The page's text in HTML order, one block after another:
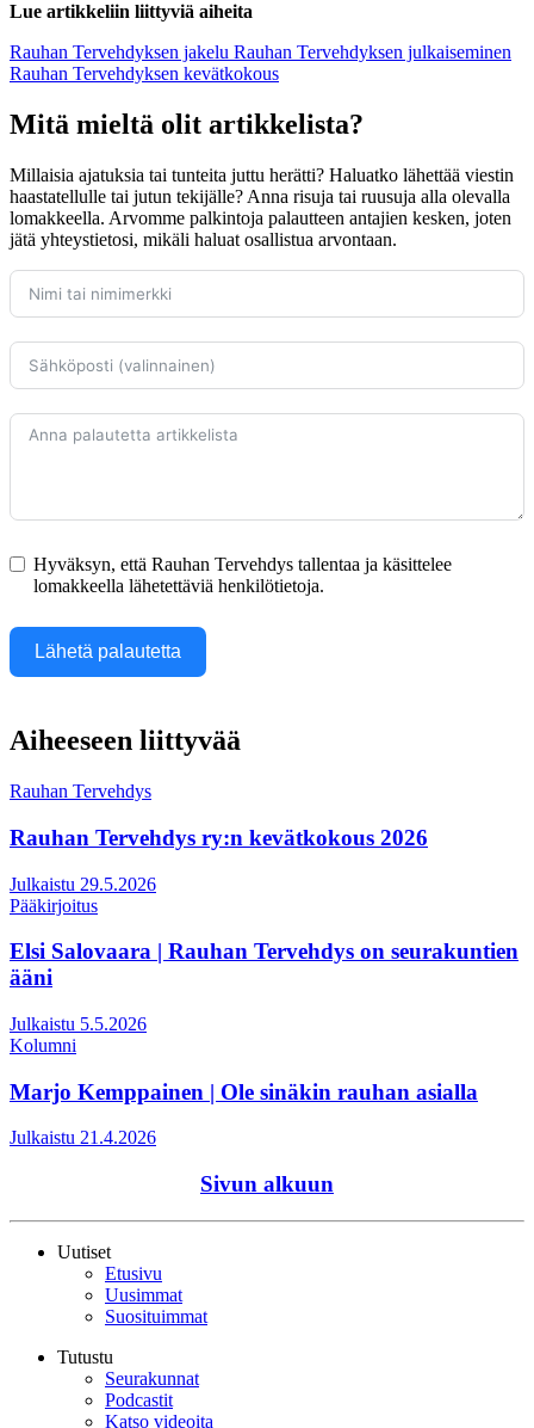
Lue artikkeliin liittyviä aiheita
Rauhan Tervehdyksen jakelu Rauhan Tervehdyksen julkaiseminen
Rauhan Tervehdyksen kevätkokous
Mitä mieltä olit artikkelista?
Millaisia ajatuksia tai tunteita juttu herätti? Haluatko lähettää viestin
haastatellulle tai jutun tekijälle? Anna risuja tai ruusuja alla olevalla
lomakkeella. Arvomme palkintoja palautteen antajien kesken, joten
jätä yhteystietosi, mikäli haluat osallistua arvontaan.
Hyväksyn, että Rauhan Tervehdys tallentaa ja käsittelee
lomakkeella lähetettäviä henkilötietoja.
Lähetä palautetta
Aiheeseen liittyvää
Rauhan Tervehdys
Rauhan Tervehdys ry:n kevätkokous 2026
Julkaistu 29.5.2026
Pääkirjoitus
Elsi Salovaara | Rauhan Tervehdys on seurakuntien
ääni
Julkaistu 5.5.2026
Kolumni
Marjo Kemppainen | Ole sinäkin rauhan asialla
Julkaistu 21.4.2026
Sivun alkuun
Uutiset
Etusivu
Uusimmat
Suosituimmat
Tutustu
Seurakunnat
Podcastit
Katso videoita